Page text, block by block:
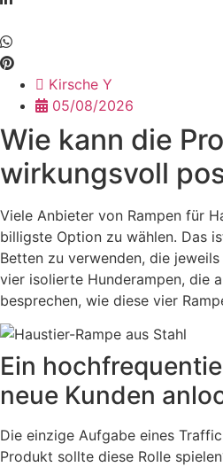
Kirsche Y
05/08/2026
Wie kann die
wirkungsvoll
Viele Anbieter von Rampen für
billigste Option zu wählen. Das
Betten zu verwenden, die
vier isolierte Hunderampen, die
besprechen, wie diese vier
Ein
neue Kunden
Die einzige Aufgabe eines
Produkt sollte diese Rolle